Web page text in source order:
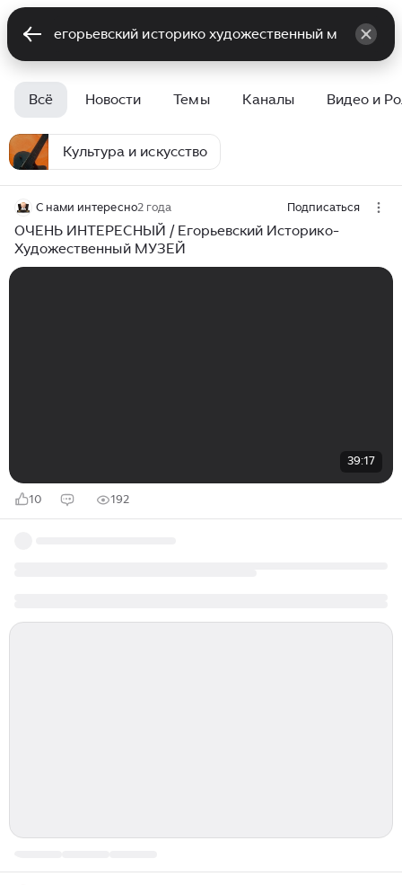
Всё Новости Темы Каналы Видео и
Культура и искусство
С нами интересно2 года Подписаться
ОЧЕНЬ ИНТЕРЕСНЫЙ / Егорьевский Историко-
Художественный МУЗЕЙ
39:17
10 192